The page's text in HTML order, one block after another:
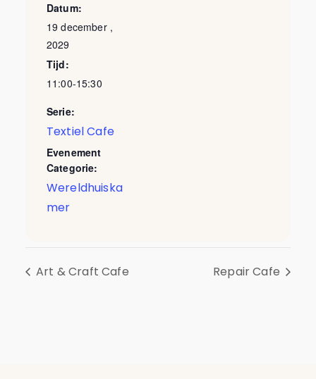
Datum:
19 december ,
2029
Tijd:
11:00-15:30
Serie:
Textiel Cafe
Evenement
Categorie:
Wereldhuiska
mer
Art & Craft Cafe Repair Cafe